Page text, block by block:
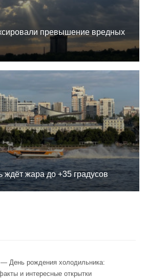
превышение вредных
жара до +35 градусов
— День рождения холодильника:
и интересные открытки